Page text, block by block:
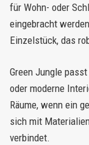
für Wohn- oder
eingebracht
Einzelstück, das
Green Jungle
oder moderne
Räume, wenn ein
sich mit
verbindet.